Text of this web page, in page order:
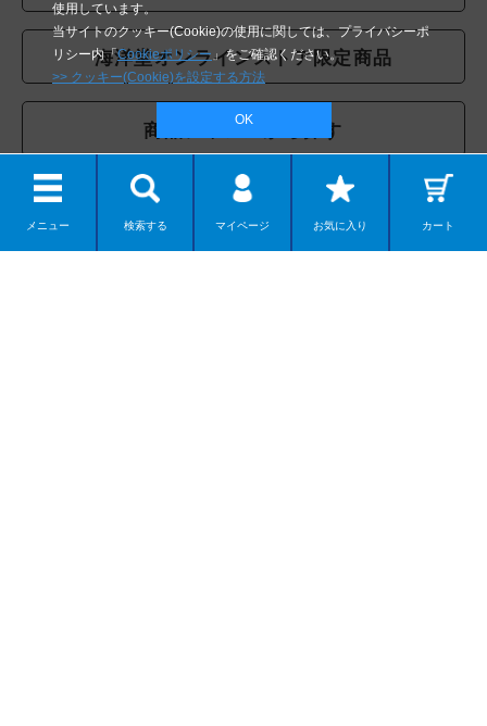
海洋堂オンラインストア限定商品
商品ジャンルから探す
テーマから探す
メニュー 検索する マイページ お気に入り カート
使用しています。
当サイトのクッキー(Cookie)の使用に関しては、プライバシーポ
リシー内「Cookieポリシー 」をご確認ください。
>> クッキー(Cookie)を設定する方法
OK